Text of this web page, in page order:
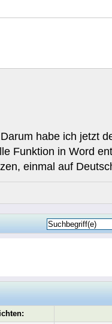
habe ich jetzt
Funktion in Word
einmal auf